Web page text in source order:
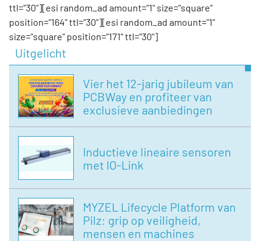
ttl="30"][esi random_ad amount="1" size="square"
position="164" ttl="30"][esi random_ad amount="1"
size="square" position="171" ttl="30"]
Uitgelicht
Vier het 12-jarig jubileum van
PCBWay en profiteer van
exclusieve aanbiedingen
Inductieve lineaire sensoren
met IO-Link
MYZEL Lifecycle Platform van
Pilz: grip op veiligheid,
mensen en machines